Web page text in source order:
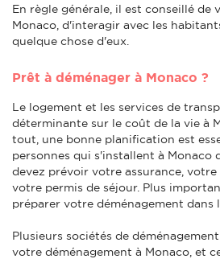
En règle générale, il est conseillé de
Monaco, d'interagir avec les
quelque chose d'eux.
Prêt à déménager à Monaco ?
Le logement et les services de
déterminante sur le coût de la vie à
tout, une bonne planification est
personnes qui s'installent à Monaco
devez prévoir votre assurance,
votre permis de séjour. Plus
préparer votre déménagement dans
Plusieurs sociétés de
votre déménagement à Monaco, et